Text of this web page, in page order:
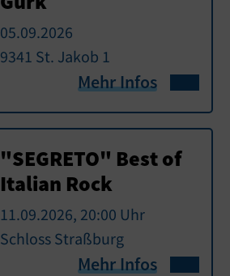
05.09.2026
9341 St. Jakob 1
Mehr Infos
"SEGRETO" Best of
Italian Rock
11.09.2026, 20:00 Uhr
Schloss Straßburg
Mehr Infos